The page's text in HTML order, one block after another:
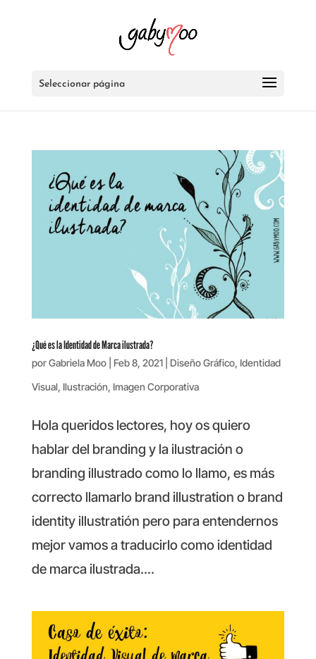
Seleccionar página
¿Qué es la Identidad de Marca ilustrada?
porGabriela Moo| Feb 8, 2021| Diseño Gráfico, Identidad
Visual, Ilustración, Imagen Corporativa
Hola queridos lectores, hoy os quiero
hablar del branding y la ilustración o
branding illustrado como lo llamo, es más
correcto llamarlo brand illustration o brand
identity illustratión pero para entendernos
mejor vamos a traducirlo como identidad
de marca ilustrada....